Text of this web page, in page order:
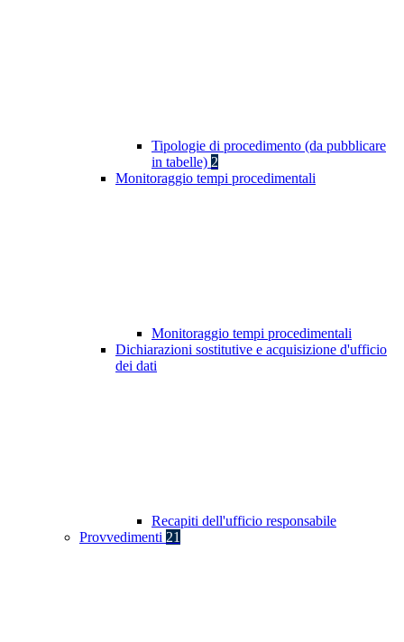
Tipologie di procedimento (da pubblicare
in tabelle) 2
Monitoraggio tempi procedimentali
Monitoraggio tempi procedimentali
Dichiarazioni sostitutive e acquisizione d'ufficio
dei dati
Recapiti dell'ufficio responsabile
Provvedimenti 21